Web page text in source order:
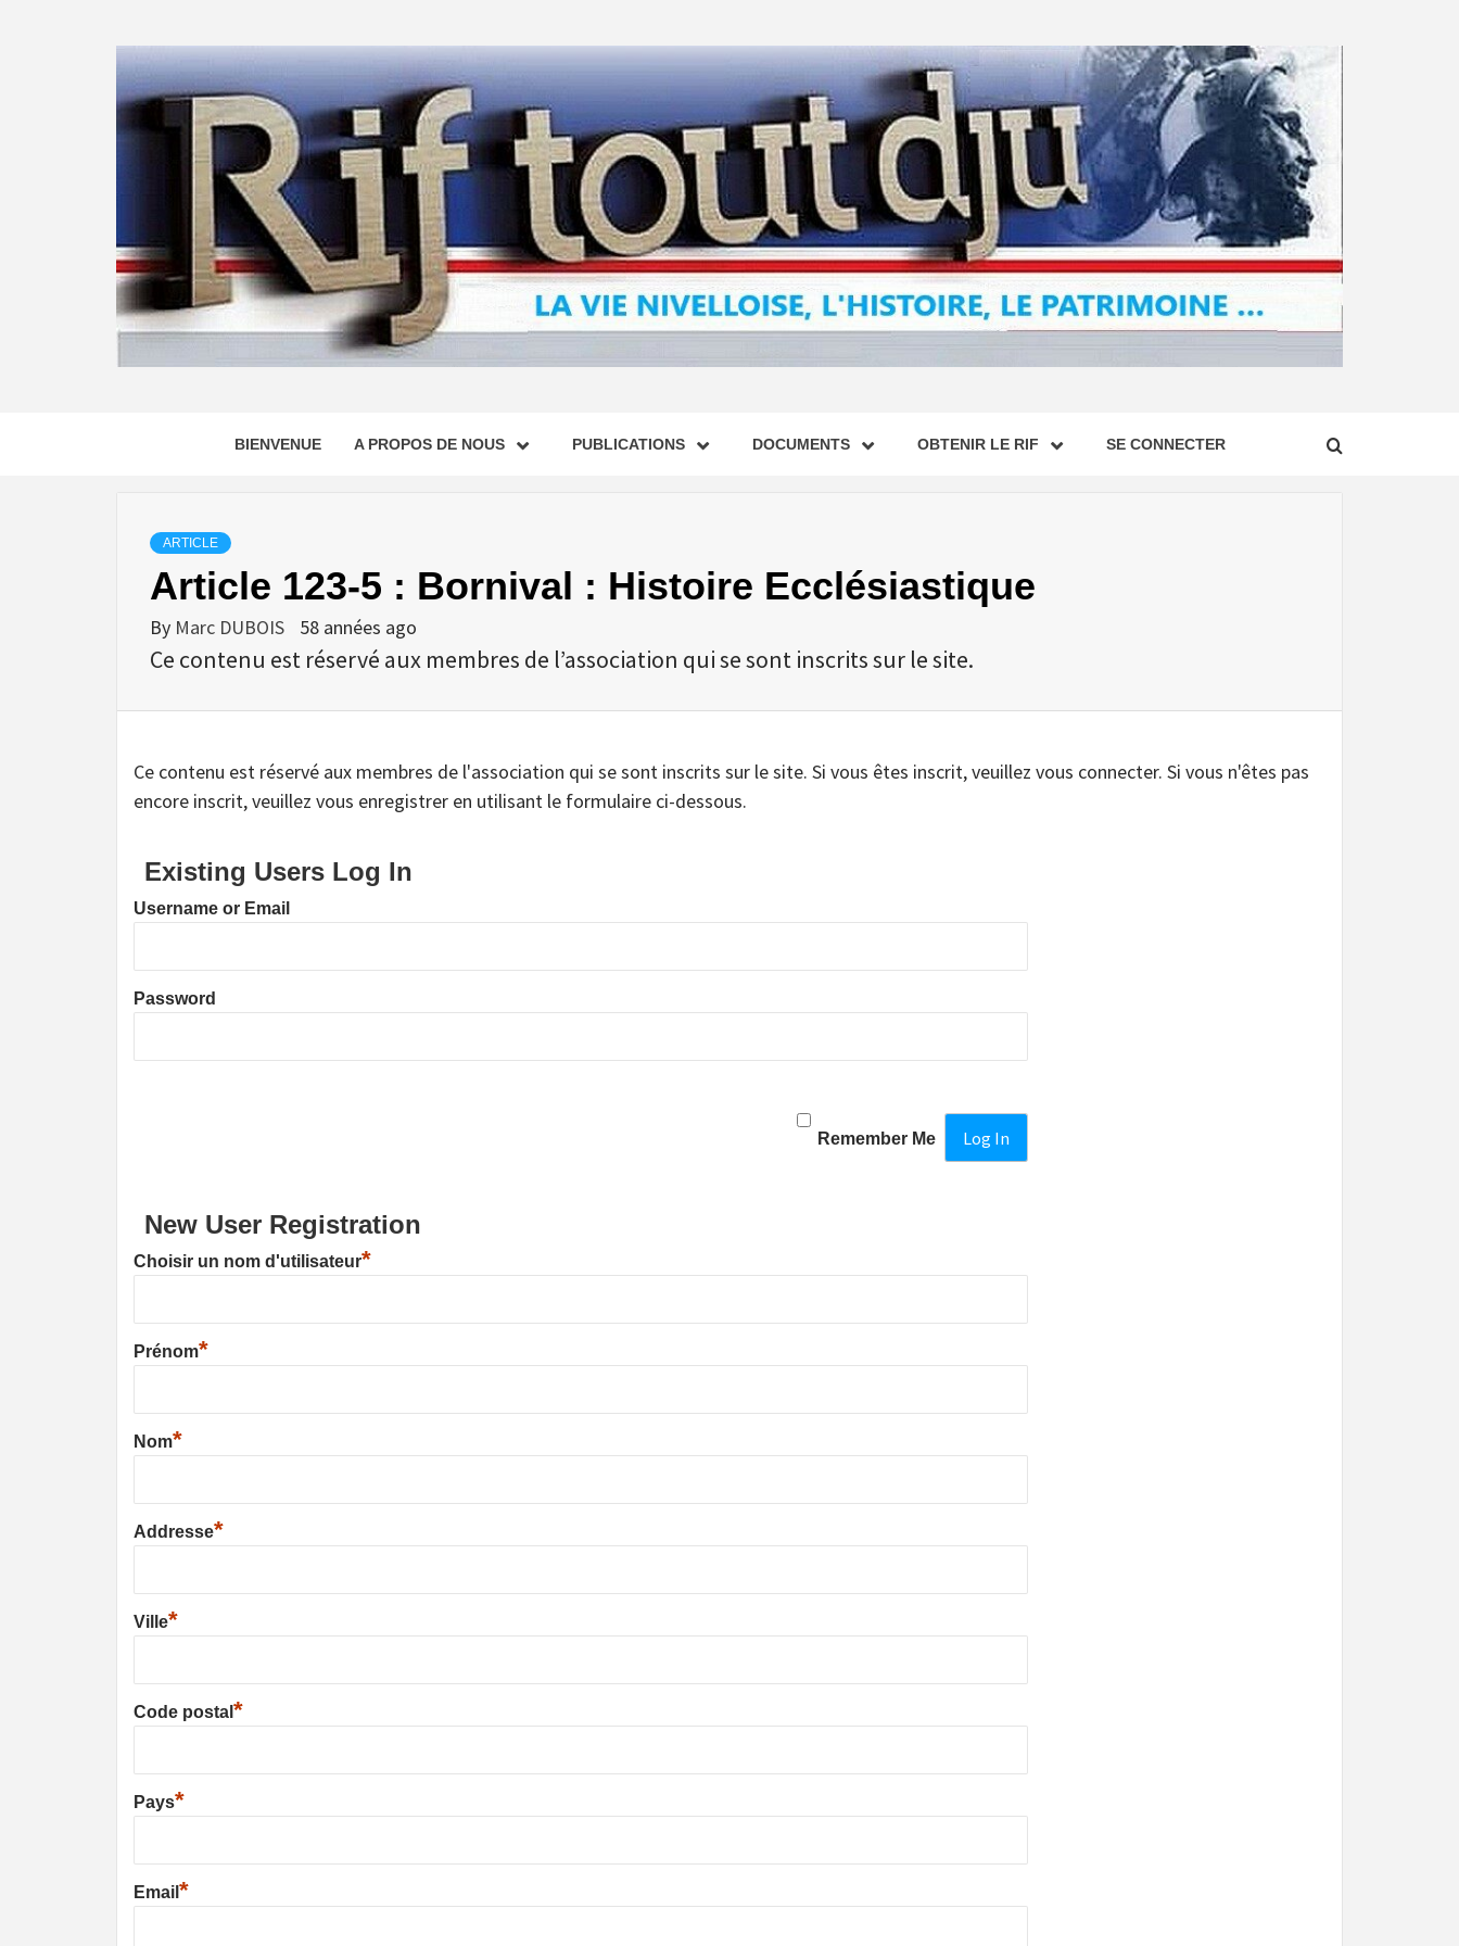
BIENVENUE A PROPOS DE NOUS PUBLICATIONS DOCUMENTS OBTENIR LE RIF SE CONNECTER
ARTICLE
Article 123-5 : Bornival : Histoire Ecclésiastique
By Marc DUBOIS 58 années ago
Ce contenu est réservé aux membres de l’association qui se sont inscrits sur le site.
Ce contenu est réservé aux membres de l'association qui se sont inscrits sur le site. Si vous êtes inscrit, veuillez vous connecter. Si vous n'êtes pas
encore inscrit, veuillez vous enregistrer en utilisant le formulaire ci-dessous.
Existing Users Log In
Username or Email
Password
Remember Me
New User Registration
Choisir un nom d'utilisateur*
Prénom*
Nom*
Addresse*
Ville*
Code postal *
Pays*
Email *